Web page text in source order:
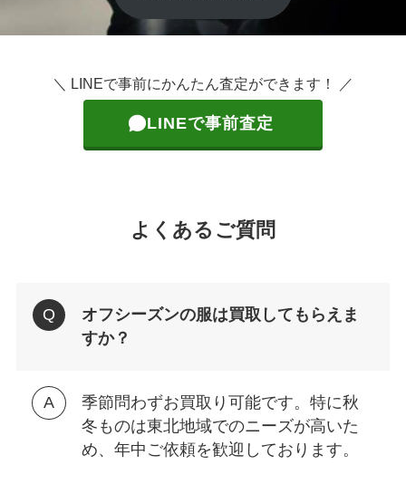
＼ LINEで事前にかんたん査定ができます！ ／
LINEで事前査定
よくあるご質問
オフシーズンの服は買取してもらえま
すか？
季節問わずお買取り可能です。特に秋
冬ものは東北地域でのニーズが高いた
め、年中ご依頼を歓迎しております。